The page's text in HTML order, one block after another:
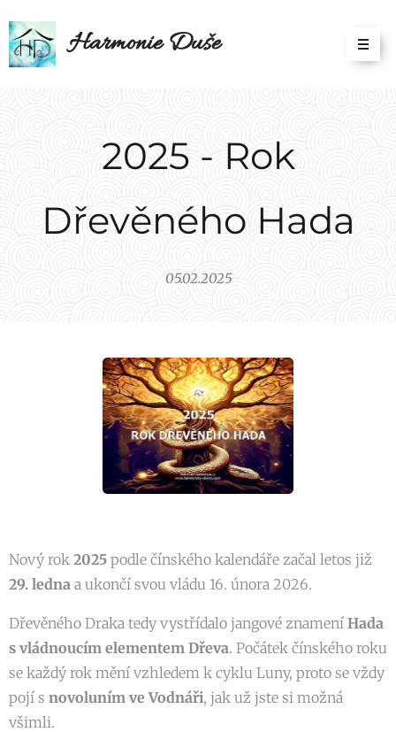
Harmonie Duše
2025 - Rok
Dřevěného Hada
05.02.2025
Nový rok 2025 podle čínského kalendáře začal letos již
29. ledna a ukončí svou vládu 16. února 2026.
Dřevěného Draka tedy vystřídalo jangové znamení Hada
s vládnoucím elementem Dřeva. Počátek čínského roku
se každý rok mění vzhledem k cyklu Luny, proto se vždy
pojí s novoluním ve Vodnáři, jak už jste si možná
všimli.